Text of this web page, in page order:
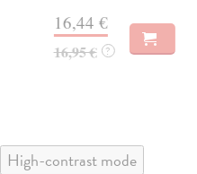
16,44 €
16,95 € ?
High-contrast mode